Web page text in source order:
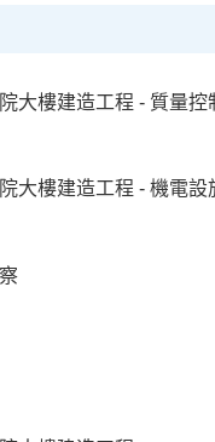
大樓建造工程 - 質量控
大樓建造工程 - 機電設